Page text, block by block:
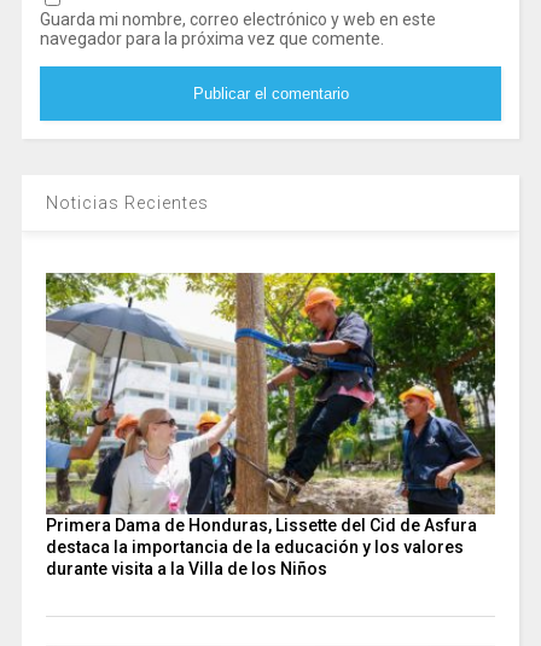
Guarda mi nombre, correo electrónico y web en este
navegador para la próxima vez que comente.
Noticias Recientes
Primera Dama de Honduras, Lissette del Cid de Asfura
destaca la importancia de la educación y los valores
durante visita a la Villa de los Niños